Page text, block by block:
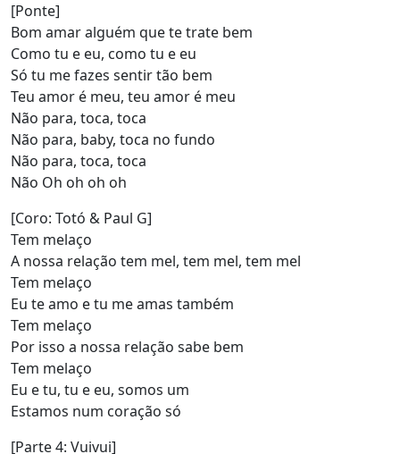
[Ponte]
Bom amar alguém que te trate bem
Como tu e eu, como tu e eu
Só tu me fazes sentir tão bem
Teu amor é meu, teu amor é meu
Não para, toca, toca
Não para, baby, toca no fundo
Não para, toca, toca
Não Oh oh oh oh
[Coro: Totó & Paul G]
Tem melaço
A nossa relação tem mel, tem mel, tem mel
Tem melaço
Eu te amo e tu me amas também
Tem melaço
Por isso a nossa relação sabe bem
Tem melaço
Eu e tu, tu e eu, somos um
Estamos num coração só
[Parte 4: Vuivui]